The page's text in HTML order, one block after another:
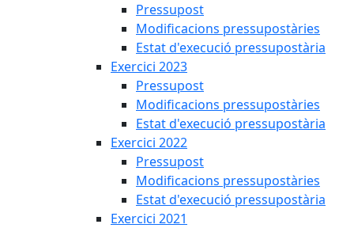
Pressupost
Modificacions pressupostàries
Estat d'execució pressupostària
Exercici 2023
Pressupost
Modificacions pressupostàries
Estat d'execució pressupostària
Exercici 2022
Pressupost
Modificacions pressupostàries
Estat d'execució pressupostària
Exercici 2021